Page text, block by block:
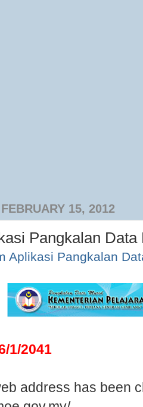
15, 2012
Pangkalan
Aplikasi Pangkalan
1/2041
address has been